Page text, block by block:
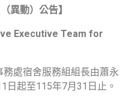
異動）公告】
Executive Team for
處宿舍服務組組長由蕭永
日起至115年7月31日止。